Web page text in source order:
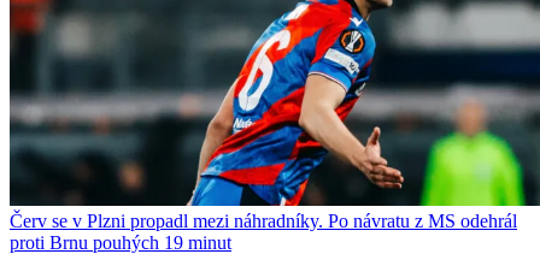
Červ se v Plzni propadl mezi náhradníky. Po návratu z MS odehrál
proti Brnu pouhých 19 minut